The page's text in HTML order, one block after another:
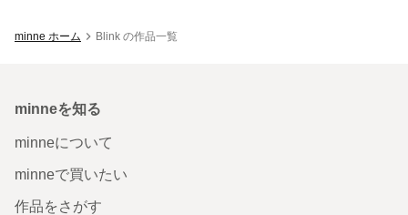
minne ホーム Blink の作品一覧
minneを知る
minneについて
minneで買いたい
作品をさがす